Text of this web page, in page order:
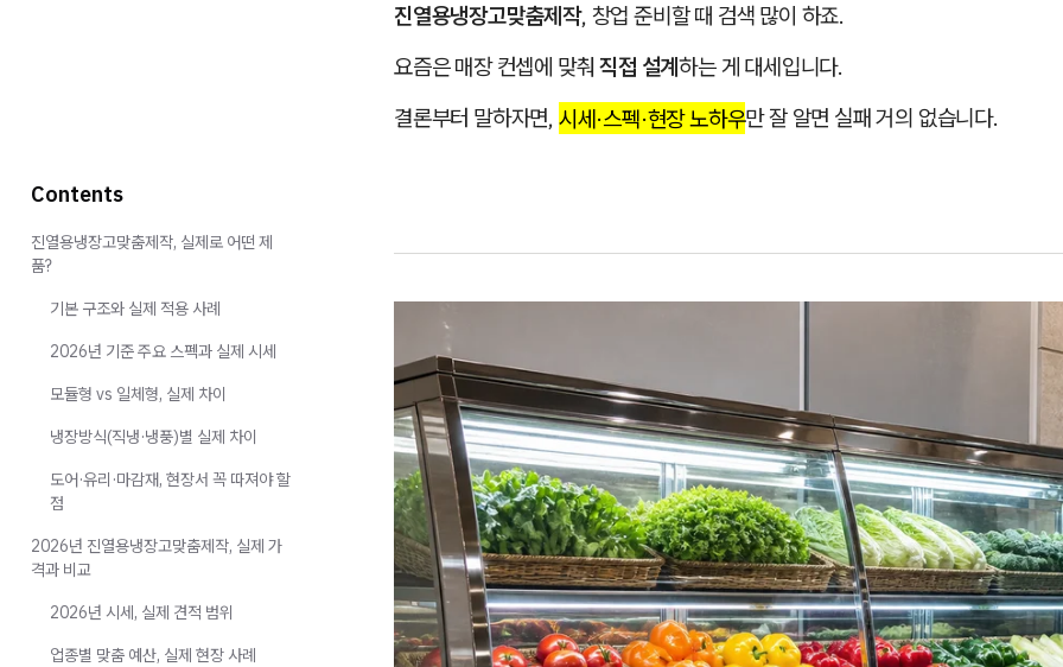
진열용냉장고맞춤제작, 창업 준비할 때 검색 많이 하죠.
요즘은 매장 컨셉에 맞춰직접 설계하는 게 대세입니다.
결론부터 말하자면, 시세·스펙·현장 노하우만 잘 알면 실패 거의 없습니다.
Contents
진열용냉장고맞춤제작, 실제로 어떤 제
품?
기본 구조와 실제 적용 사례
2026년 기준 주요 스펙과 실제 시세
모듈형 vs 일체형, 실제 차이
냉장방식(직냉·냉풍)별 실제 차이
도어·유리·마감재, 현장서 꼭 따져야 할
점
2026년 진열용냉장고맞춤제작, 실제 가
격과 비교
2026년 시세, 실제 견적 범위
업종별 맞춤 예산, 실제 현장 사례